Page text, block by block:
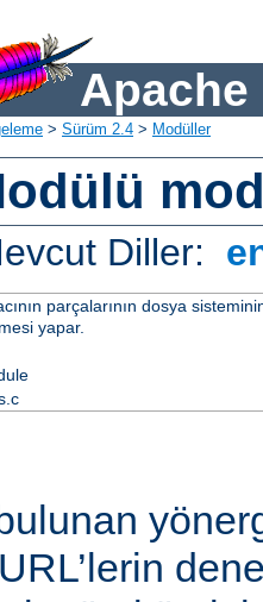
Apache
> Sürüm 2.4 > Modüller
Diller:
parçalarının dosya
yapar.